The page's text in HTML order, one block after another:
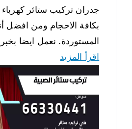
جدران تركيب ستائر
بكافة الاحجام ومن افضل
المستوردة. نعمل ايضا
اقرأ المزيد